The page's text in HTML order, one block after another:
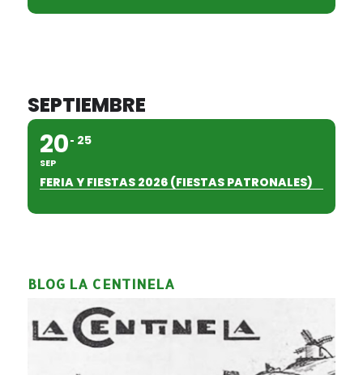
SEPTIEMBRE
20
SEP
25
FERIA Y FIESTAS 2026 (FIESTAS PATRONALES)
BLOG LA CENTINELA